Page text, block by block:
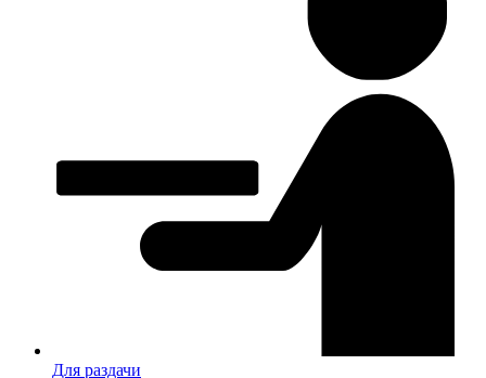
Для раздачи